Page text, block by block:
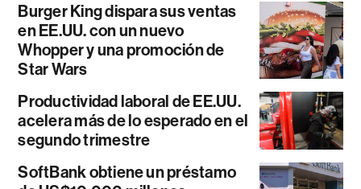
Burger King dispara sus ventas
en EE.UU. con un nuevo
Whopper y una promoción de
Star Wars
Productividad laboral de EE.UU.
acelera más de lo esperado en el
segundo trimestre
SoftBank obtiene un préstamo